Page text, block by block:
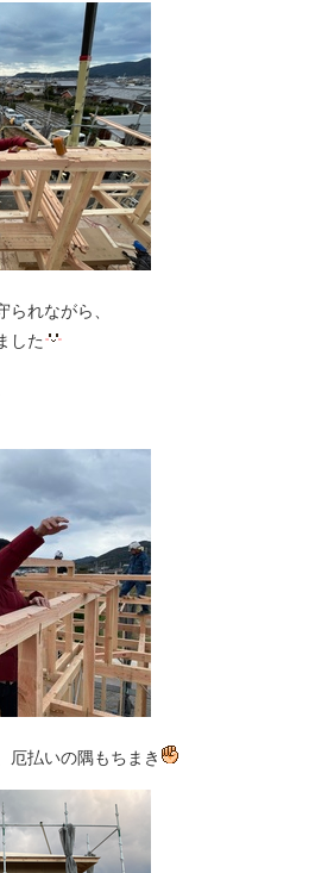
れながら、
した
厄払いの隅もちまき